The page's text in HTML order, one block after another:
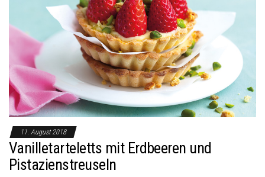
11. August 2018
Vanilletarteletts mit Erdbeeren und
Pistazienstreuseln